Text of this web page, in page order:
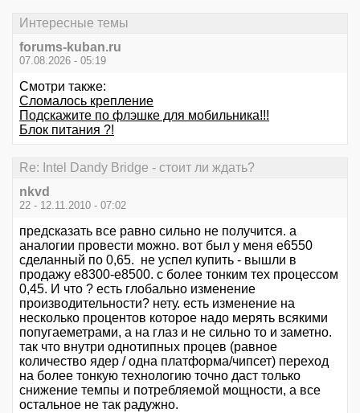
Интересные темы
forums-kuban.ru
07.08.2026 - 05:19
Смотри также:
Сломалось крепление
Подскажите по флэшке для мобильника!!!
Блок питания ?!
Re: Intel Dandy Bridge - стоит ли ждать?
nkvd
22 - 12.11.2010 - 07:02
предсказать все равно сильно не получится. а
аналогии провести можно. вот был у меня е6550
сделанный по 0,65. не успел купить - вышли в
продажу е8300-е8500. с более тонким тех процессом
0,45. И что ? есть глобально изменение
производительности? нету. есть изменение на
несколько процентов которое надо мерять всякими
попугаеметрами, а на глаз и не сильно то и заметно.
так что внутри однотипных процев (равное
количество ядер / одна платформа/чипсет) переход
на более тонкую технологию точно даст только
снижение темпы и потребляемой мощности, а все
остальное не так радужно.